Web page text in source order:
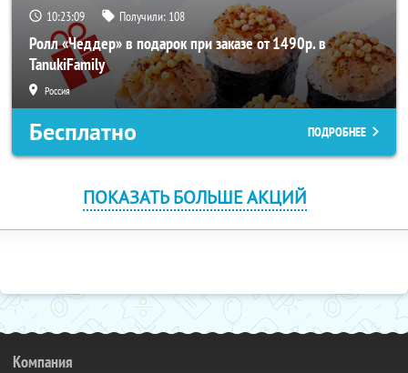
10:23:09 Получили: 108
Ролл «Чеддер» в подарок при заказе от 1490р. в
TanukiFamily
Россия
Бесплатно ПОДРОБНЕЕ
ПОКАЗАТЬ БОЛЬШЕ АКЦИЙ
Компания